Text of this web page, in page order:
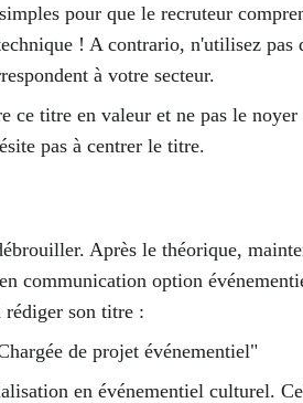
pour que le recruteur
! A contrario, n'utilisez pas
à votre secteur.
ce titre en valeur et ne pas le
pas à centrer le titre.
Après le théorique,
communication option
rédiger son titre :
de projet événementiel"
en événementiel culturel.